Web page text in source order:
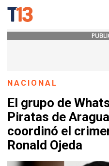
NACIONAL
El grupo de
Piratas de
coordinó el
Ronald Ojeda